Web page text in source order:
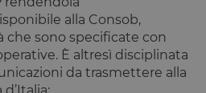
alla Consob,
che sono specificate con
È altresì disciplinata
da trasmettere alla
categoria.
consente ai
proprietari
sito di
impedire